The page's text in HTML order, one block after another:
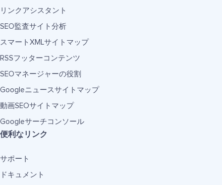
リンクアシスタント
SEO監査サイト分析
スマートXMLサイトマップ
RSSフッターコンテンツ
SEOマネージャーの役割
Googleニュースサイトマップ
動画SEOサイトマップ
Googleサーチコンソール
便利なリンク
サポート
ドキュメント